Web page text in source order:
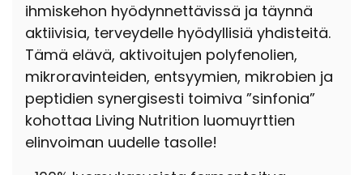
ihmiskehon hyödynnettävissä ja täynnä
aktiivisia, terveydelle hyödyllisiä yhdisteitä.
Tämä elävä, aktivoitujen polyfenolien,
mikroravinteiden, entsyymien, mikrobien ja
peptidien synergisesti toimiva ”sinfonia”
kohottaa Living Nutrition luomuyrttien
elinvoiman uudelle tasolle!